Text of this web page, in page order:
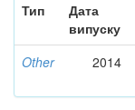
Тип
Дата
випуску
Other 2014